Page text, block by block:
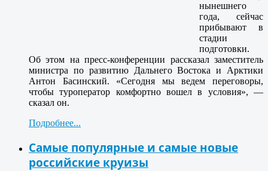
нынешнего
года, сейчас
прибывают в
стадии
подготовки.
Об этом на пресс-конференции рассказал заместитель
министра по развитию Дальнего Востока и Арктики
Антон Басинский. «Сегодня мы ведем переговоры,
чтобы туроператор комфортно вошел в условия», —
сказал он.
Подробнее...
Самые популярные и самые новые
российские круизы